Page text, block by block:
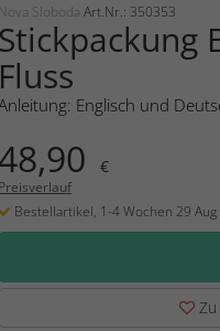
Nova Sloboda Art.Nr.: 350353
Stickpackung
Fluss
Englisch und
€
Preisverlauf
Bestellartikel, 1-4 Wochen 29 Aug